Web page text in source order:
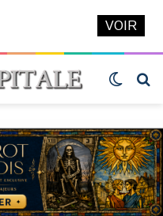
Switch
VOIR